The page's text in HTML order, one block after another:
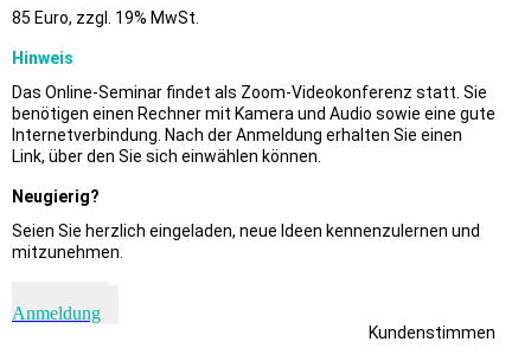
85 Euro, zzgl. 19% MwSt.
Hinweis
Das Online-Seminar findet als Zoom-Videokonferenz statt. Sie
benötigen einen Rechner mit Kamera und Audio sowie eine gute
Internetverbindung. Nach der Anmeldung erhalten Sie einen
Link, über den Sie sich einwählen können.
Neugierig?
Seien Sie herzlich eingeladen, neue Ideen kennenzulernen und
mitzunehmen.
Anmeldung
Kundenstimmen